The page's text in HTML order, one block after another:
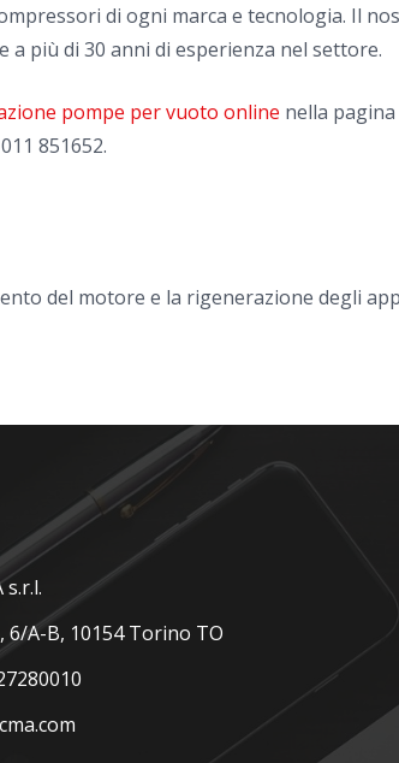
di ogni marca e tecnologia. Il
più di 30 anni di esperienza nel settore.
pompe per vuoto online nella pagina
851652.
del motore e la rigenerazione degli
s.r.l.
6/A-B, 10154 Torino TO